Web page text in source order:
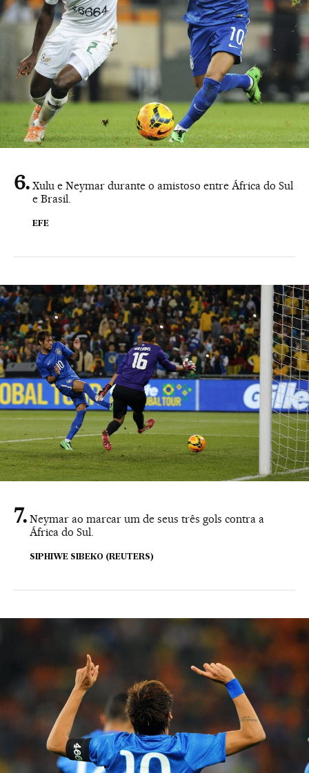
Xulu e Neymar durante o amistoso entre África do Sul
e Brasil.
EFE
Neymar ao marcar um de seus três gols contra a
África do Sul.
SIPHIWE SIBEKO (REUTERS)